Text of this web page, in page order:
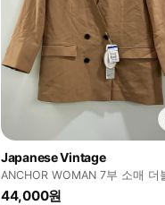
Japanese Vintage
ANCHOR WOMAN 7부 소매 더
이저 자켓
44,000원